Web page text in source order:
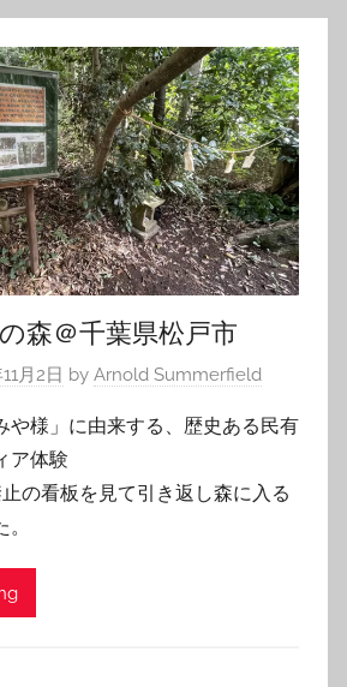
森＠千葉県松戸市
月2日 by Arnold Summerfield
や様」に由来する、歴史ある民有
ア体験
の看板を見て引き返し森に入る